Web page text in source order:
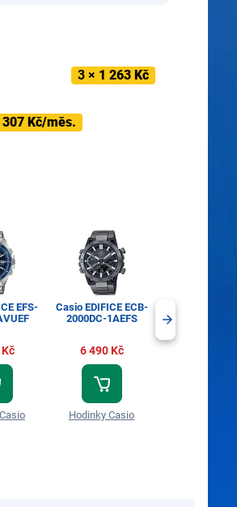
3 × 1 263 Kč
307 Kč/měs.
EFS-
Casio EDIFICE ECB-
2000DC-1AEFS
6 490 Kč
Hodinky Casio